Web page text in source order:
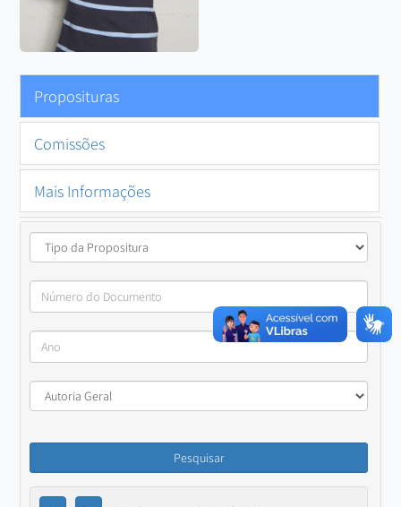
Proposituras
Comissões
Mais Informações
Pesquisar